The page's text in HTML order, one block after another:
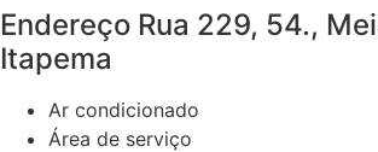
Endereço Rua 229, 54.,
Itapema
Ar condicionado
Área de serviço